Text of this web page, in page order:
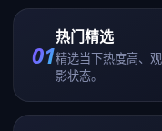
01
热门精选
精选当下热度高、
影状态。